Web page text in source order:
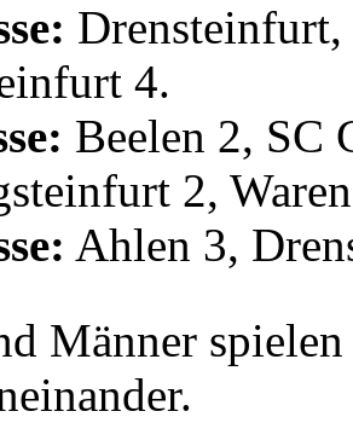
4.
Beelen 2, SC
2,
Ahlen 3,
Männer